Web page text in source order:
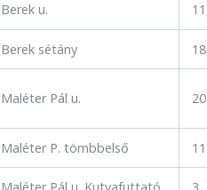
Berek u. 11
Berek sétány 18
Maléter Pál u. 20
Maléter P. tömbbelső 11